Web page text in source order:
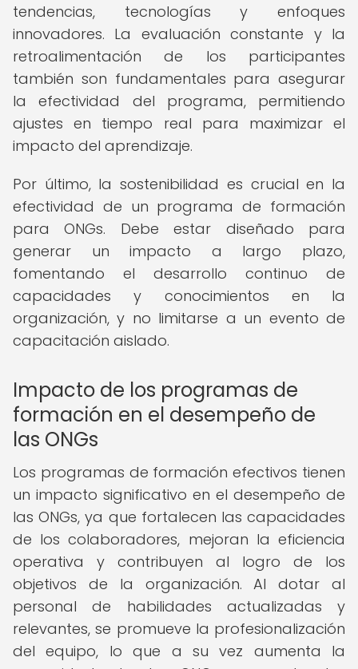
tendencias, tecnologías y enfoques
innovadores. La evaluación constante y la
retroalimentación de los participantes
también son fundamentales para asegurar
la efectividad del programa, permitiendo
ajustes en tiempo real para maximizar el
impacto del aprendizaje.
Por último, la sostenibilidad es crucial en la
efectividad de un programa de formación
para ONGs. Debe estar diseñado para
generar un impacto a largo plazo,
fomentando el desarrollo continuo de
capacidades y conocimientos en la
organización, y no limitarse a un evento de
capacitación aislado.
Impacto de los programas de
formación en el desempeño de
las ONGs
Los programas de formación efectivos tienen
un impacto significativo en el desempeño de
las ONGs, ya que fortalecen las capacidades
de los colaboradores, mejoran la eficiencia
operativa y contribuyen al logro de los
objetivos de la organización. Al dotar al
personal de habilidades actualizadas y
relevantes, se promueve la profesionalización
del equipo, lo que a su vez aumenta la